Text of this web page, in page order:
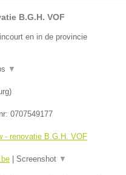
B.G.H. VOF
en in de provincie
▼
)
0707549177
- renovatie B.G.H. VOF
| Screenshot ▼